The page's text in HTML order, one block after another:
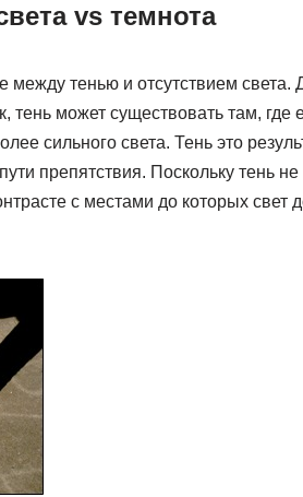
vs темнота
тенью и отсутствием света.
тень может существовать там, где
сильного света. Тень это
препятствия. Поскольку тень
с местами до которых свет